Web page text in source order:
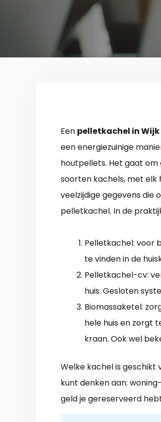
Een pelletkachel in Wijk
een energiezuinige
houtpellets. Het gaat
soorten kachels, met elk
veelzijdige gegevens die
pelletkachel. In de
Pelletkachel: voor
te vinden in de
Pelletkachel-cv:
huis. Gesloten
Biomassaketel:
hele huis en zorgt
kraan. Ook wel
Welke kachel is geschikt
kunt denken aan:
geld je gereserveerd